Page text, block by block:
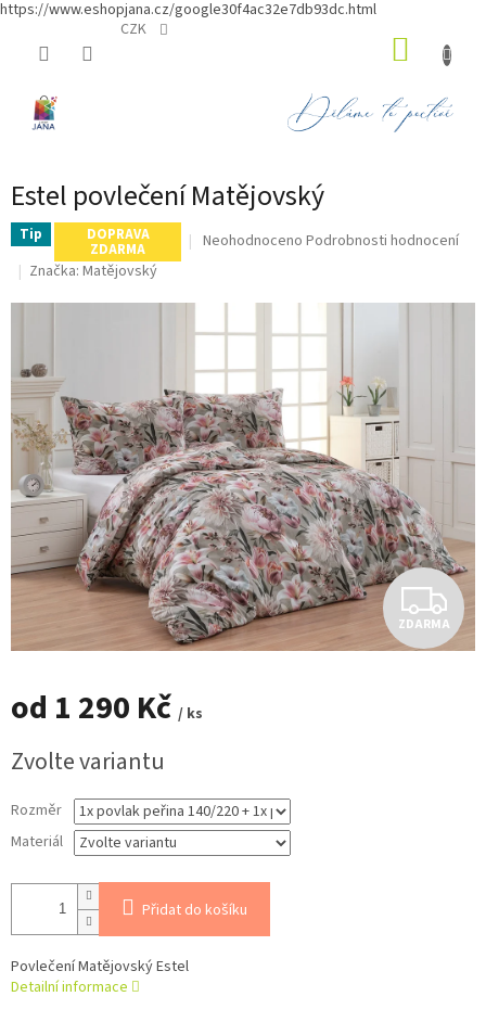
https://www.eshopjana.cz/google30f4ac32e7db93dc.html
CZK
Estel povlečení Matějovský
Tip DOPRAVA
ZDARMA
Průměrné
hvězdiček.
Neohodnoceno Podrobnosti hodnocení
Značka: Matějovský
Z
D
ZDARMA
od 1 290 Kč / ks
cena:
Zvolte variantu
Rozměr
Materiál
Přidat do košíku
Povlečení Matějovský Estel
Detailní informace